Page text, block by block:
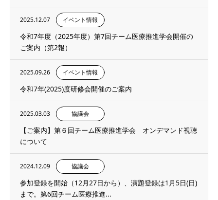
2025.12.07 イベント情報
令和7年度（2025年度）第7回チーム医療推進学会開催の
ご案内（第2報）
2025.09.26 イベント情報
令和7年(2025)度研修会開催のご案内
2025.03.03 協議会
【ご案内】第６回チーム医療推進学会 オンデマンド視聴
について
2024.12.09 協議会
参加登録を開始（12月27日から）、演題登録は1月5日(日)
まで。第6回チーム医療推進...